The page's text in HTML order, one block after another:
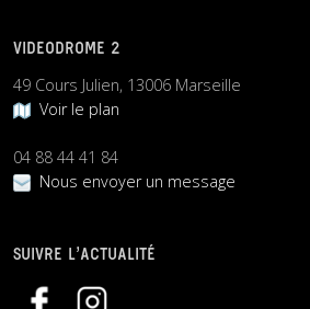
VIDEODROME 2
49 Cours Julien, 13006 Marseille
Voir le plan
04 88 44 41 84
Nous envoyer un message
SUIVRE L’ACTUALITÉ